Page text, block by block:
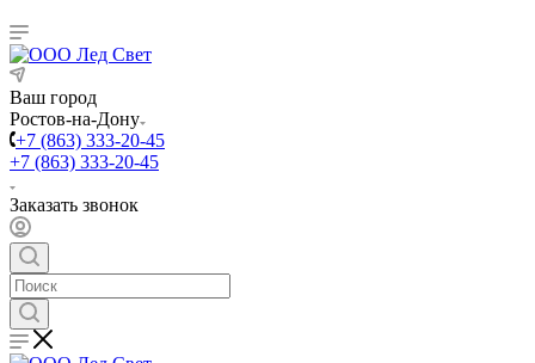
Ваш город
Ростов-на-Дону
+7 (863) 333-20-45
+7 (863) 333-20-45
Заказать звонок